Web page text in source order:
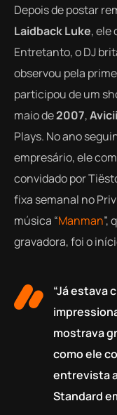
Depois de postar
Laidback Luke, ele
Entretanto, o DJ
observou pela
participou de um
maio de2007,Avicii
Plays. No ano
empresário, ele
convidado por
fixa semanal no
música “Manman”,
gravadora, foi o
“Já estava
mostrava
como ele
entrevista
Standard